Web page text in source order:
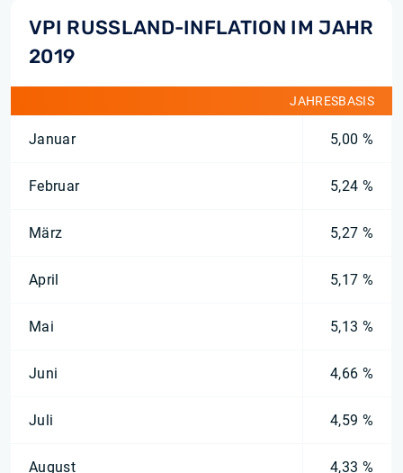
VPI RUSSLAND-INFLATION IM JAHR
2019
JAHRESBASIS
Januar 5,00 %
Februar 5,24 %
März 5,27 %
April 5,17 %
Mai 5,13 %
Juni 4,66 %
Juli 4,59 %
August 4,33 %